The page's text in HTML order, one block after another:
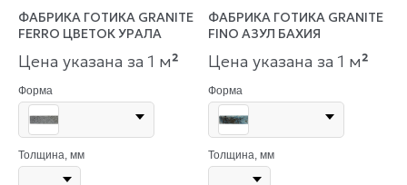
ФАБРИКА ГОТИКА GRANITE
FERRO ЦВЕТОК УРАЛА
Цена указана за 1 м²
Форма
Толщина, мм
ФАБРИКА ГОТИКА GRANITE
FINO АЗУЛ БАХИЯ
Цена указана за 1 м²
Форма
Толщина, мм